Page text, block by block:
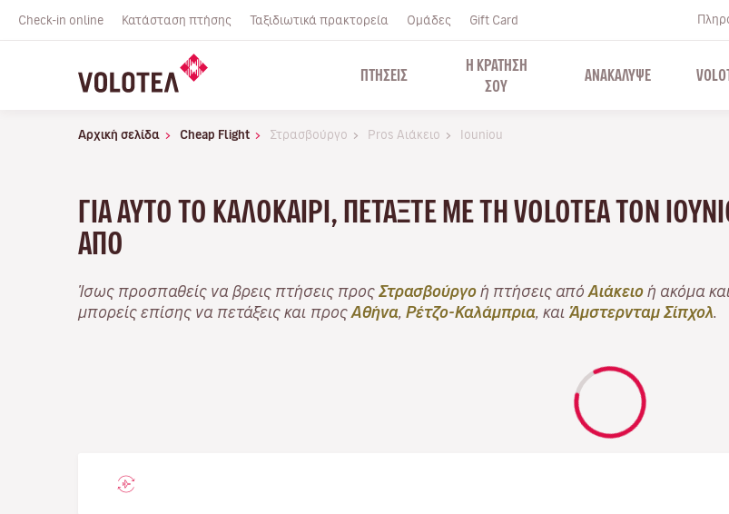
Check-in online Κατάσταση πτήσης Ταξιδιωτικά πρακτορεία Ομάδες Gift Card
ΠΤΉΣΕΙΣ
Η ΚΡΑΤΗΣΗ
ΣΟΥ
ΑΝΑΚΑΛΥΨΕ
Αρχική σελίδα Cheap Flight Στρασβούργο Pros Αιάκειο Iouniou
ΓΙΑ ΑΥΤΌ ΤΟ ΚΑΛΟΚΑΊΡΙ, ΠΕΤΆΞΤΕ ΜΕ ΤΗ VOLOTEA ΤΟΝ
ΑΠΌ
Ίσως προσπαθείς να βρεις πτήσεις προς Στρασβούργο ή πτήσεις από Αιάκειο ή ακόμα
μπορείς επίσης να πετάξεις και προς Αθήνα Ρέτζο-Καλάμπρια , και Άμστερνταμ Σίπχολ